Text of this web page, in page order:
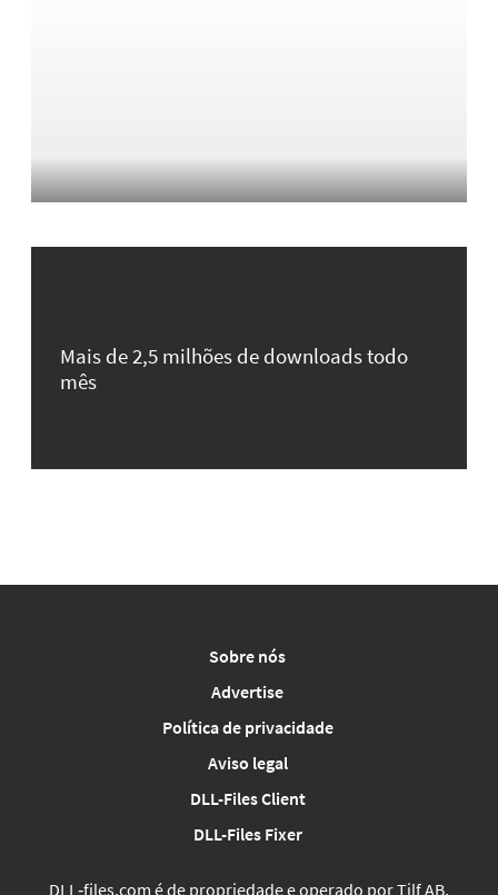
Mais de 2,5 milhões de downloads todo
mês
Sobre nós
Advertise
Política de privacidade
Aviso legal
DLL-Files Client
DLL-Files Fixer
DLL‑files.com é de propriedade e operado por Tilf AB,